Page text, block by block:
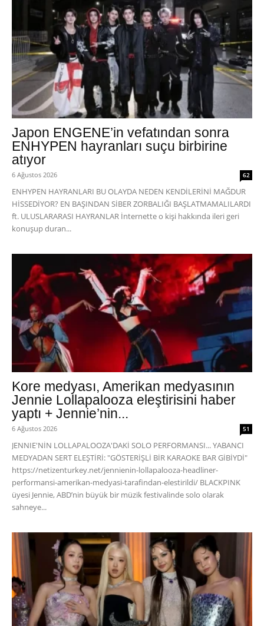
Japon ENGENE’in vefatından sonra
ENHYPEN hayranları suçu birbirine
atıyor
6 Ağustos 2026 62
ENHYPEN HAYRANLARI BU OLAYDA NEDEN KENDİLERİNİ MAĞDUR
HİSSEDİYOR? EN BAŞINDAN SİBER ZORBALIĞI BAŞLATMAMALILARDI
ft. ULUSLARARASI HAYRANLAR İnternette o kişi hakkında ileri geri
konuşup duran...
Kore medyası, Amerikan medyasının
Jennie Lollapalooza eleştirisini haber
yaptı + Jennie’nin...
6 Ağustos 2026 51
JENNIE'NİN LOLLAPALOOZA'DAKİ SOLO PERFORMANSI... YABANCI
MEDYADAN SERT ELEŞTİRİ: "GÖSTERİŞLİ BİR KARAOKE BAR GİBİYDİ"
https://netizenturkey.net/jennienin-lollapalooza-headliner-
performansi-amerikan-medyasi-tarafindan-elestirildi/ BLACKPINK
üyesi Jennie, ABD’nin büyük bir müzik festivalinde solo olarak
sahneye...